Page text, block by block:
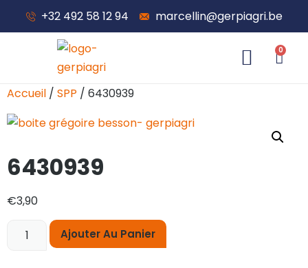
+32 492 58 12 94 marcellin@gerpiagri.be
0
Accueil / SPP / 6430939
6430939
€3,90
Ajouter Au Panier